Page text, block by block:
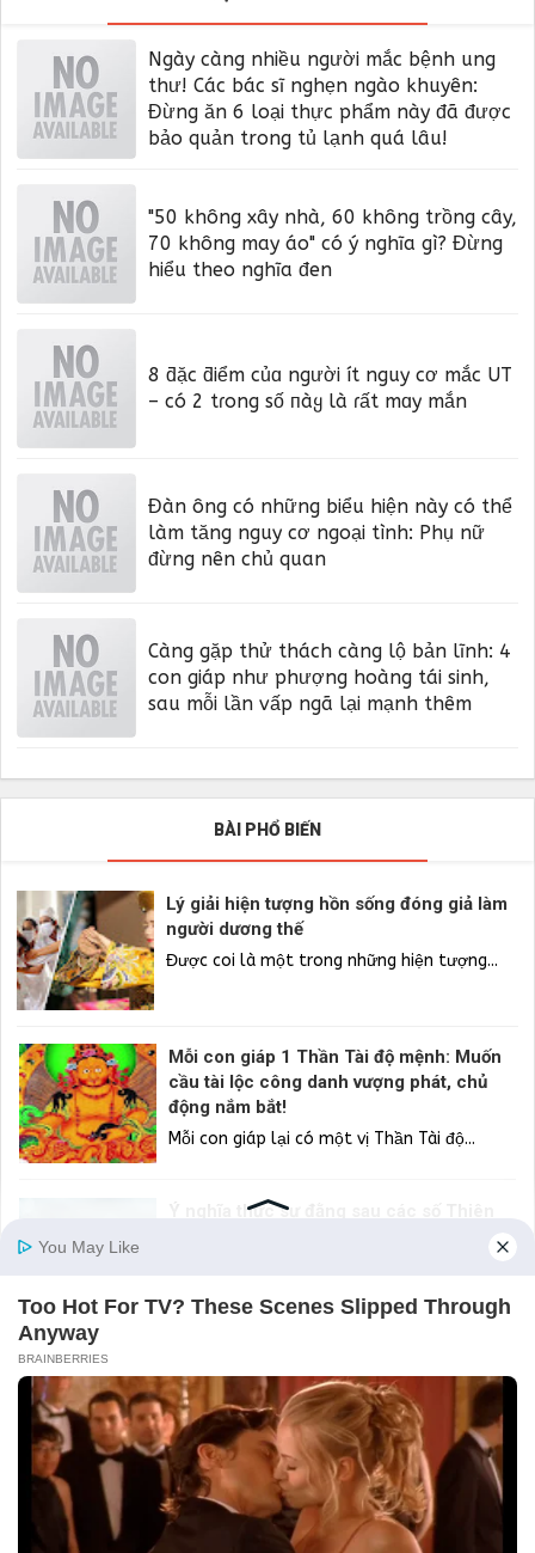
Ngày càng nhiều người mắc bệnh ung
thư! Các bác sĩ nghẹn ngào khuyên:
Đừng ăn 6 loại thực phẩm này đã được
bảo quản trong tủ lạnh quá lâu!
"50 không xây nhà, 60 không trồng cây,
70 không may áo" có ý nghĩa gì? Đừng
hiểu theo nghĩa đen
8 ƌặc ƌiểm củɑ người ít nguy cơ mắc UT
– có 2 tɾong số пàყ là ɾất mɑy mắn
Đàn ông có những biểu hiện này có thể
làm tăng nguy cơ ngoại tình: Phụ nữ
đừng nên chủ quan
Càng gặp thử thách càng lộ bản lĩnh: 4
con giáp như phượng hoàng tái sinh,
sau mỗi lần vấp ngã lại mạnh thêm
BÀI PHỔ BIẾN
Lý giải hiện tượng hồn sống đóng giả làm
người dương thế
Được coi là một trong những hiện tượng...
Mỗi con giáp 1 Thần Tài độ mệnh: Muốn
cầu tài lộc công danh vượng phát, chủ
động nắm bắt!
Mỗi con giáp lại có một vị Thần Tài độ...
Ý nghĩa thực sự đằng sau các số Thiên
chọn ngành Đại học
Chọn được ngành học phù hợp là bước đầu...
Hiểu Đúng Về 3 Loại: Tri Thức, Trí Tuệ Và